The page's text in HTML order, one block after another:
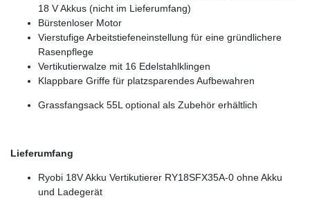
18 V Akkus (nicht im Lieferumfang)
Bürstenloser Motor
Vierstufige Arbeitstiefeneinstellung für eine gründlichere
Rasenpflege
Vertikutierwalze mit 16 Edelstahlklingen
Klappbare Griffe für platzsparendes Aufbewahren
Grassfangsack 55L optional als Zubehör erhältlich
Lieferumfang
Ryobi 18V Akku Vertikutierer RY18SFX35A-0 ohne Akku
und Ladegerät